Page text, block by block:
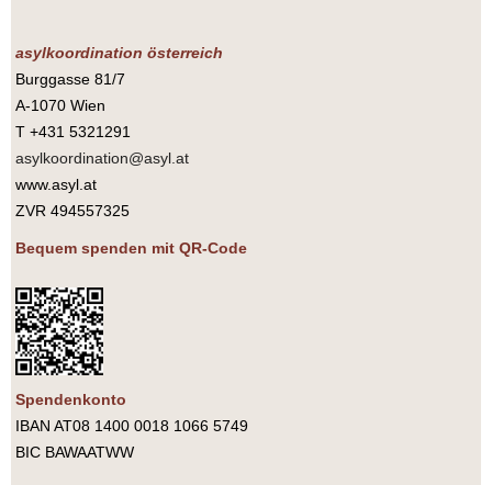
asylkoordination österreich
Burggasse 81/7
A-1070 Wien
T +431 5321291
asylkoordination@asyl.at
www.asyl.at
ZVR 494557325
Bequem spenden mit QR-Code
Spendenkonto
IBAN AT08 1400 0018 1066 5749
BIC BAWAATWW